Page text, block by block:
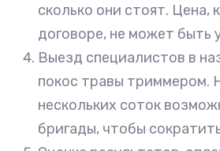
сколько они стоят. Цена,
договоре, не может быть
Выезд специалистов в
покос травы триммером.
нескольких соток
бригады, чтобы